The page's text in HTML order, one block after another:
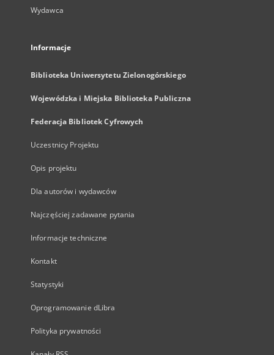
Wydawca
Informacje
Biblioteka Uniwersytetu Zielonogórskiego
Wojewódzka i Miejska Biblioteka Publiczna
Federacja Bibliotek Cyfrowych
Uczestnicy Projektu
Opis projektu
Dla autorów i wydawców
Najczęściej zadawane pytania
Informacje techniczne
Kontakt
Statystyki
Oprogramowanie dLibra
Polityka prywatności